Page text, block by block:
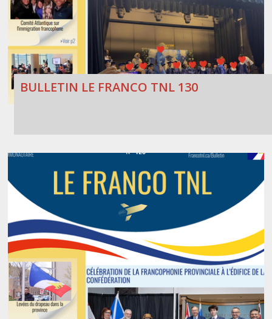
BULLETIN LE FRANCO TNL 130